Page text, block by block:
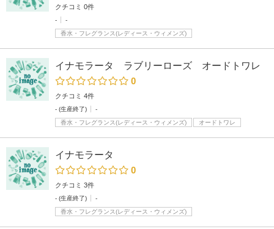
クチコミ 0件
-
-
香水・フレグランス(レディース・ウィメンズ)
イナモラータ ラブリーローズ オードトワレ
0
クチコミ 4件
- (生産終了)
-
香水・フレグランス(レディース・ウィメンズ)
オードトワレ
イナモラータ
0
クチコミ 3件
- (生産終了)
-
香水・フレグランス(レディース・ウィメンズ)